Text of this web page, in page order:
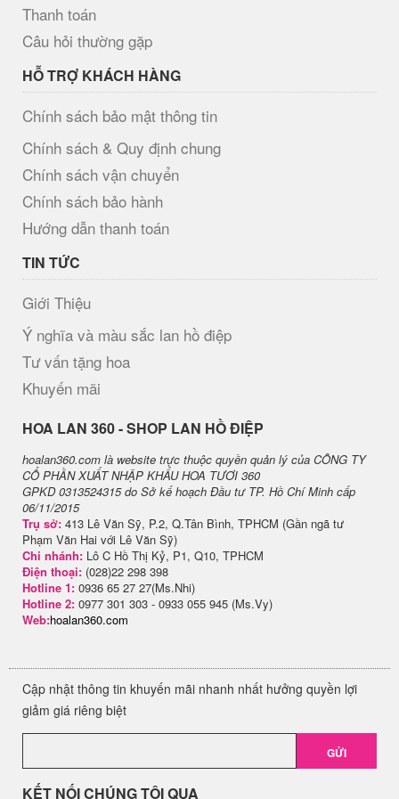
Thanh toán
Câu hỏi thường gặp
HỖ TRỢ KHÁCH HÀNG
Chính sách bảo mật thông tin
Chính sách & Quy định chung
Chính sách vận chuyển
Chính sách bảo hành
Hướng dẫn thanh toán
TIN TỨC
Giới Thiệu
Ý nghĩa và màu sắc lan hồ điệp
Tư vấn tặng hoa
Khuyến mãi
H​OA LAN 360 - SHOP LAN HỒ ĐIỆP
hoalan360.com là website trực thuộc quyền quản lý của CÔNG TY
CỔ PHẦN XUẤT NHẬP KHẨU HOA TƯƠI 360
GPKD 0313524315 do Sở kế hoạch Đầu tư TP. Hồ Chí Minh cấp
06/11/2015
Trụ sở: 413 Lê Văn Sỹ, P.2, Q.Tân Bình, TPHCM (Gần ngã tư
Phạm Văn Hai với Lê Văn Sỹ)
Chi nhánh: Lô C Hồ Thị Kỷ, P1, Q10, TPHCM
Điện thoại: (028)22 298 398
Hotline 1: 0936 65 27 27(Ms.Nhi)
Hotline 2: 0977 301 303 - 0933 055 945 (Ms.Vy)
Web:hoalan360.com
Cập nhật thông tin khuyến mãi nhanh nhất hưởng quyền lợi
giảm giá riêng biệt
GỬI
KẾT NỐI CHÚNG TÔI QUA